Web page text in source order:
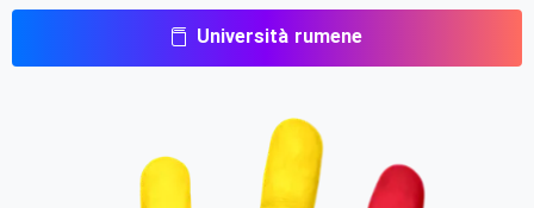
Università rumene